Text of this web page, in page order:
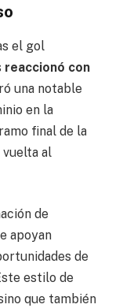
el gol
reaccionó con
una notable
en la
final de la
al
de
apoyan
de
estilo de
que también